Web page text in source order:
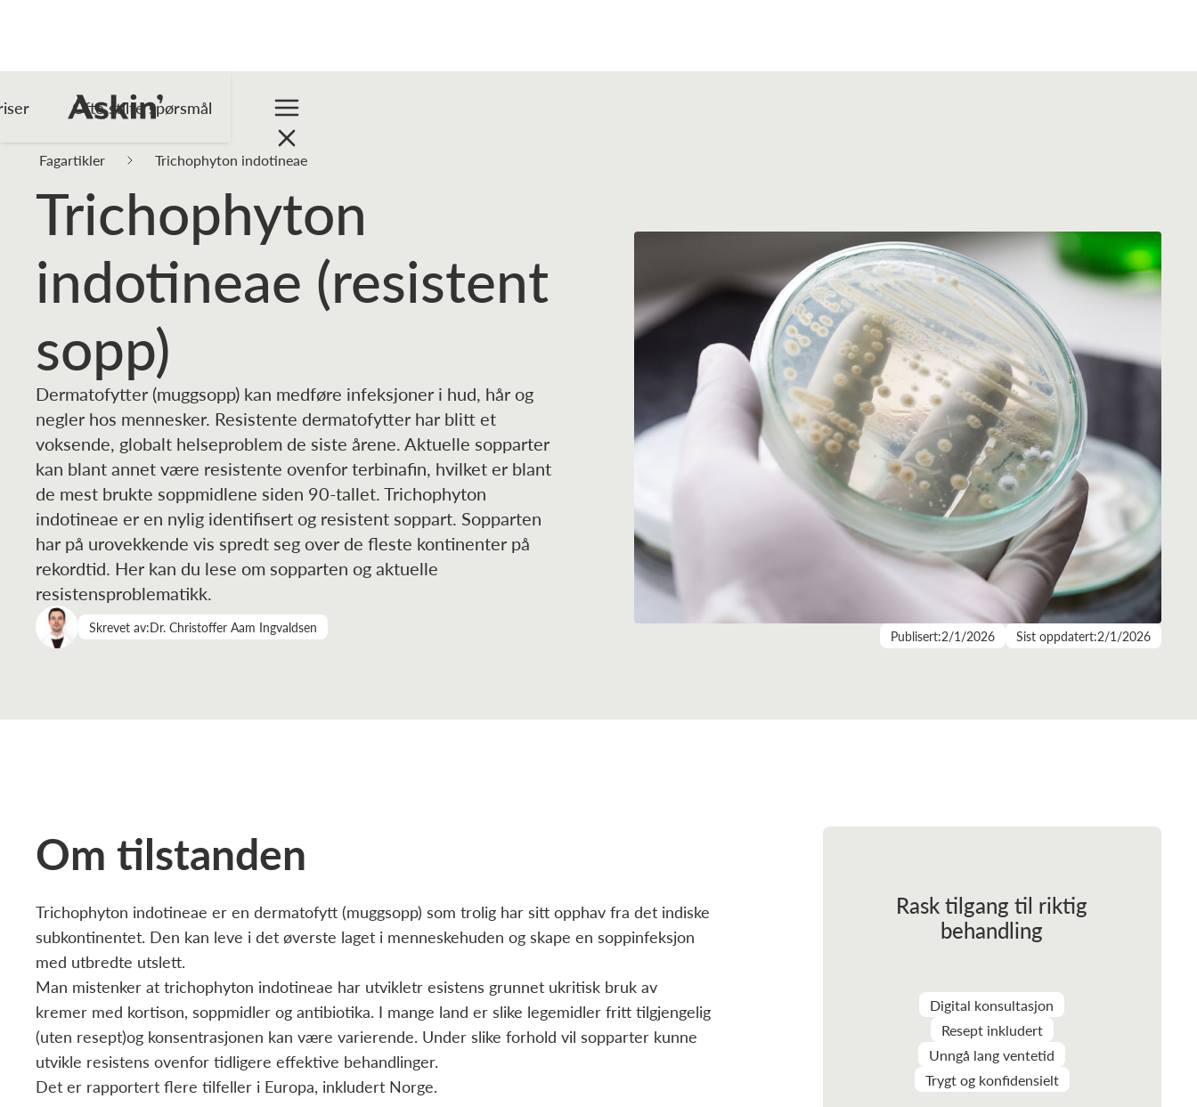
Ofte stilte spørsmål
Fagartikler Trichophyton indotineae
Trichophyton
indotineae (resistent
sopp)
Dermatofytter (muggsopp) kan medføre infeksjoner i hud, hår og
negler hos mennesker. Resistente dermatofytter har blitt et
voksende, globalt helseproblem de siste årene. Aktuelle sopparter
kan blant annet være resistente ovenfor terbinafin, hvilket er blant
de mest brukte soppmidlene siden 90-tallet. Trichophyton
indotineae er en nylig identifisert og resistent soppart. Sopparten
har på urovekkende vis spredt seg over de fleste kontinenter på
rekordtid. Her kan du lese om sopparten og aktuelle
resistensproblematikk.
Skrevet av:Dr. Christoffer Aam Ingvaldsen Publisert:2/1/2026 Sist oppdatert:2/1/2026
Om tilstanden
Trichophyton indotineae er en dermatofytt (muggsopp) som trolig har sitt opphav fra det indiske
subkontinentet. Den kan leve i det øverste laget i menneskehuden og skape en soppinfeksjon
med utbredte utslett.
Man mistenker at trichophyton indotineae har utvikletr esistens grunnet ukritisk bruk av
kremer med kortison, soppmidler og antibiotika. I mange land er slike legemidler fritt tilgjengelig
(uten resept)og konsentrasjonen kan være varierende. Under slike forhold vil sopparter kunne
utvikle resistens ovenfor tidligere effektive behandlinger.
Det er rapportert flere tilfeller i Europa, inkludert Norge.
Rask tilgang til riktig
behandling
Digital konsultasjon
Resept inkludert
Unngå lang ventetid
Trygt og konfidensielt